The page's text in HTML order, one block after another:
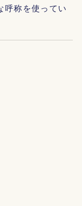
呼称を使ってい